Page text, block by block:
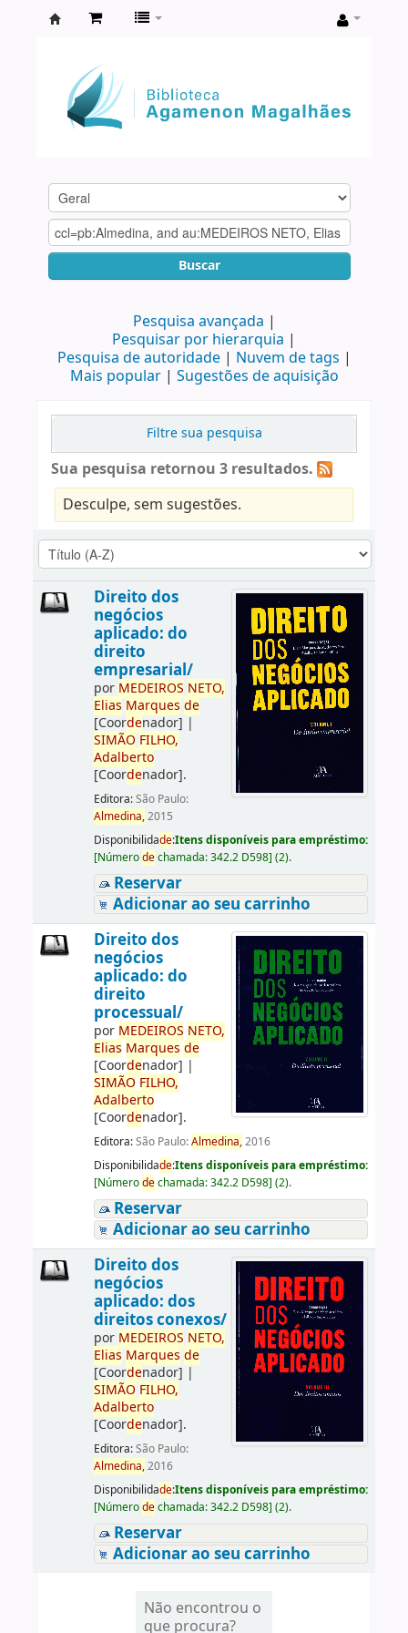
Agamenon
Magalhães
Buscar
Pesquisa avançada
Pesquisar por hierarquia
Pesquisa de autoridade
Nuvem de tags
Mais popular
Sugestões de aquisição
Filtre sua pesquisa
Sua pesquisa retornou 3 resultados.
Desculpe, sem sugestões.
Direito dos
negócios
aplicado: do
direito
empresarial/
por MEDEIROS NETO,
Elias Marques de
[Coordenador] |
SIMÃO FILHO,
Adalberto
[Coordenador].
Editora:São Paulo:
Almedina,2015
Disponibilidade:Itens disponíveis para empréstimo:
[Númerodechamada:342.2 D598] (2).
Reservar
Adicionar ao seu carrinho
Direito dos
negócios
aplicado: do
direito
processual/
por MEDEIROS NETO,
Elias Marques de
[Coordenador] |
SIMÃO FILHO,
Adalberto
[Coordenador].
Editora:São Paulo:Almedina,2016
Disponibilidade:Itens disponíveis para empréstimo:
[Númerodechamada:342.2 D598] (2).
Reservar
Adicionar ao seu carrinho
Direito dos
negócios
aplicado: dos
direitos conexos/
por MEDEIROS NETO,
Elias Marques de
[Coordenador] |
SIMÃO FILHO,
Adalberto
[Coordenador].
Editora:São Paulo:
Almedina,2016
Disponibilidade:Itens disponíveis para empréstimo:
[Númerodechamada:342.2 D598] (2).
Reservar
Adicionar ao seu carrinho
Não encontrou o
que procura?